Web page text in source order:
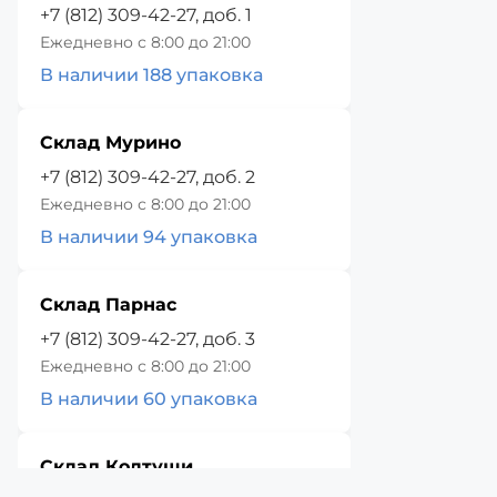
+7 (812) 309-42-27, доб. 1
Ежедневно с 8:00 до 21:00
В наличии 188 упаковка
Склад Мурино
+7 (812) 309-42-27, доб. 2
Ежедневно с 8:00 до 21:00
В наличии 94 упаковка
Склад Парнас
+7 (812) 309-42-27, доб. 3
Ежедневно с 8:00 до 21:00
В наличии 60 упаковка
Склад Колтуши